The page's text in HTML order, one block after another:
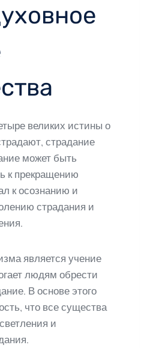
великих истины о
страдание
может быть
к прекращению
к осознанию и
страдания и
является учение
людям обрести
В основе этого
что все существа
и